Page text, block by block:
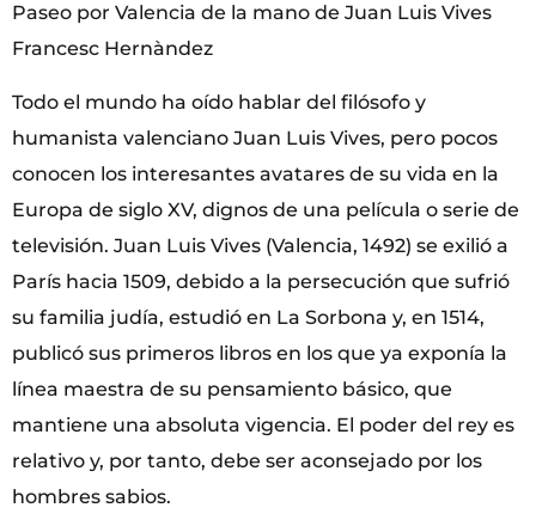
Paseo por Valencia de la mano de Juan Luis Vives
Francesc Hernàndez
Todo el mundo ha oído hablar del filósofo y
humanista valenciano Juan Luis Vives, pero pocos
conocen los interesantes avatares de su vida en la
Europa de siglo XV, dignos de una película o serie de
televisión. Juan Luis Vives (Valencia, 1492) se exilió a
París hacia 1509, debido a la persecución que sufrió
su familia judía, estudió en La Sorbona y, en 1514,
publicó sus primeros libros en los que ya exponía la
línea maestra de su pensamiento básico, que
mantiene una absoluta vigencia. El poder del rey es
relativo y, por tanto, debe ser aconsejado por los
hombres sabios.